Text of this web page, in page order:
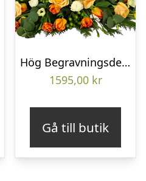
Hög Begravningsdekoration
1595,00 kr
Gå till butik